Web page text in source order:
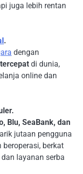
juga lebih rentan
.
dengan
di dunia,
online dan
Blu, SeaBank, dan
jutaan pengguna
berkat
layanan serba